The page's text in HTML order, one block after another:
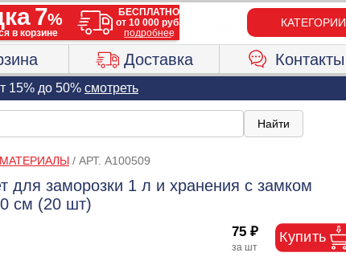
КАТЕГОРИИ
Доставка Контакты
15% до 50% смотреть
/ АРТ. A100509
для заморозки 1 л и хранения с замком
см (20 шт)
75 ₽